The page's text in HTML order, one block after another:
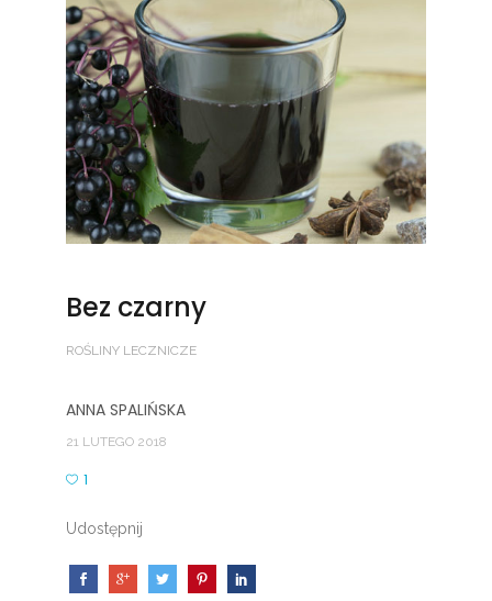
Bez czarny
ROŚLINY LECZNICZE
ANNA SPALIŃSKA
21 LUTEGO 2018
1
Udostępnij